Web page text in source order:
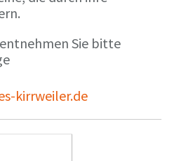
entnehmen Sie bitte
kirrweiler.de